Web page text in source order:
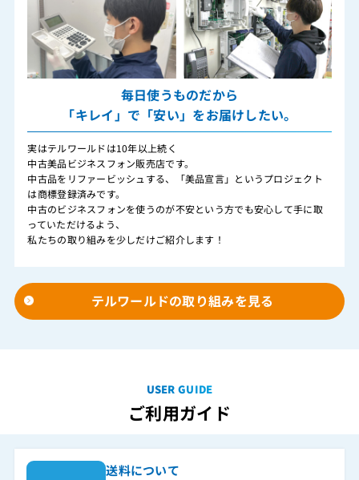
毎日使うものだから
「キレイ」で「安い」をお届けしたい。
実はテルワールドは10年以上続く
中古美品ビジネスフォン販売店です。
中古品をリファービッシュする、「美品宣言」というプロジェクト
は商標登録済みです。
中古のビジネスフォンを使うのが不安という方でも安心して手に取
っていただけるよう、
私たちの取り組みを少しだけご紹介します！
テルワールドの取り組みを見る
USER GUIDE
ご利用ガイド
送料について